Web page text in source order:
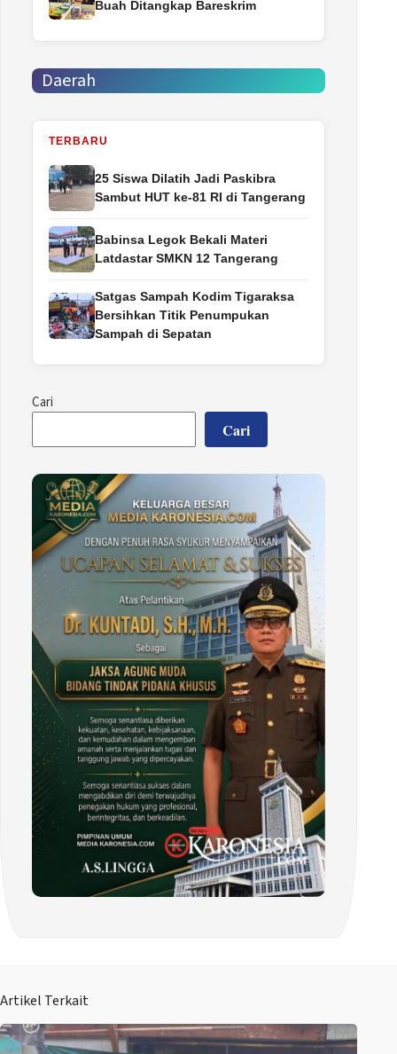
Buah Ditangkap Bareskrim
Daerah
TERBARU
25 Siswa Dilatih Jadi Paskibra
Sambut HUT ke-81 RI di Tangerang
Babinsa Legok Bekali Materi
Latdastar SMKN 12 Tangerang
Satgas Sampah Kodim Tigaraksa
Bersihkan Titik Penumpukan
Sampah di Sepatan
Cari
Cari
Artikel Terkait